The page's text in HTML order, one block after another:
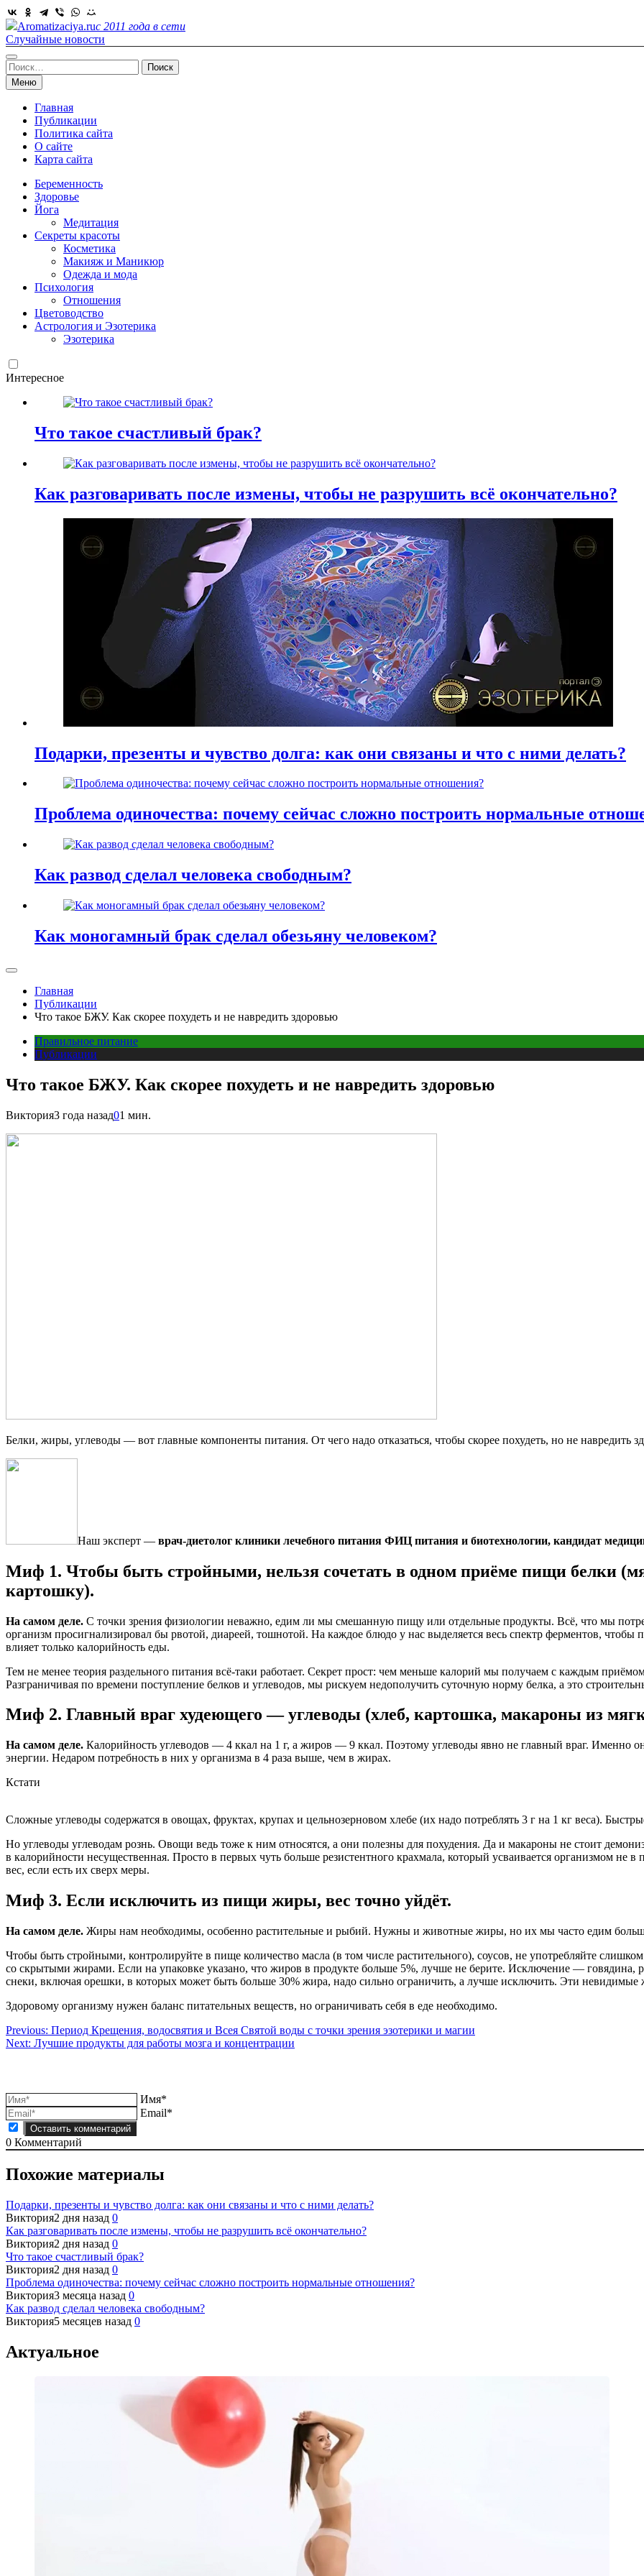
Skip
to
content
Aromatizaciya.ruс 2011 года в сети
Случайные новости
Найти:
Меню
Главная
Публикации
Политика сайта
О сайте
Карта сайта
Беременность
Здоровье
Йога
Медитация
Секреты красоты
Косметика
Макияж и Маникюр
Одежда и мода
Психология
Отношения
Цветоводство
Астрология и Эзотерика
Эзотерика
Интересное
Что такое счастливый брак?
Как разговаривать после измены, чтобы не разрушить всё окончательно?
Подарки, презенты и чувство долга: как они связаны и что с ними делать?
Проблема одиночества: почему сейчас сложно построить нормальные
Как развод сделал человека свободным?
Как моногамный брак сделал обезьяну человеком?
Главная
Публикации
Что такое БЖУ. Как скорее похудеть и не навредить здоровью
Правильное питание
Публикации
Что такое БЖУ. Как скорее похудеть и не навредить здоровью
Виктория3 года назад01 мин.
Белки, жиры, углеводы — вот главные компоненты питания. От чего надо отказаться, чтобы скорее похудеть, но не навредить
Наш эксперт — врач-диетолог клиники лечебного питания ФИЦ питания и биотехнологии, кандидат
Миф 1. Чтобы быть стройными, нельзя сочетать в одном приёме пищи белки
картошку).
На самом деле. С точки зрения физиологии неважно, едим ли мы смешанную пищу или отдельные продукты. Всё, что мы
организм просигнализировал бы рвотой, диареей, тошнотой. На каждое блюдо у нас выделяется весь спектр ферментов,
влияет только калорийность еды.
Тем не менее теория раздельного питания всё-таки работает. Секрет прост: чем меньше калорий мы получаем с каждым
Разграничивая по времени по­ступление белков и углеводов, мы рискуем недополучить суточную норму белка, а это
Миф 2. Главный враг худеющего — углеводы (хлеб, картошка, макароны из
На самом деле. Калорийность углеводов — 4 ккал на 1 г, а жиров — 9 ккал. Поэтому углеводы явно не главный враг. Именно
энергии. Недаром потребность в них у организма в 4 раза выше, чем в жирах.
Кстати
Сложные углеводы содержатся в овощах, фруктах, крупах и цельнозерновом хлебе (их надо потреблять 3 г на 1 кг веса).
Но углеводы углеводам рознь. Овощи ведь тоже к ним относятся, а они полезны для похудения. Да и макароны не стоит
в калорийности несущественная. Просто в первых чуть больше резистентного крахмала, который усваивается организмом
вес, если есть их сверх меры.
Миф 3. Если исключить из пищи жиры, вес точно уйдёт.
На самом деле. Жиры нам необходимы, особенно растительные и рыбий. Нужны и животные жиры, но их мы часто едим
Чтобы быть стройными, контролируйте в пище количество масла (в том числе растительного), соусов, не употребляйте
со скрытыми жирами. Если на упаковке указано, что жиров в продукте больше 5%, лучше не берите. Исключение — говядина,
снеки, включая орешки, в которых может быть больше 30% жира, надо сильно ограничить, а лучше исключить. Эти
Здоровому организму нужен баланс питательных веществ, но ограничивать себя в еде необходимо.
Навигация
по
Previous: Период Крещения, водосвятия и Всея Святой воды с точки зрения эзотерики и магии
Next: Лучшие продукты для работы мозга и концентрации
Имя*
Email*
0 Комментарий
Похожие материалы
Подарки, презенты и чувство долга: как они связаны и что с ними делать?
Виктория2 дня назад 0
Как разговаривать после измены, чтобы не разрушить всё окончательно?
Виктория2 дня назад 0
Что такое счастливый брак?
Виктория2 дня назад 0
Проблема одиночества: почему сейчас сложно построить нормальные отношения?
Виктория3 месяца назад 0
Как развод сделал человека свободным?
Виктория5 месяцев назад 0
Актуальное